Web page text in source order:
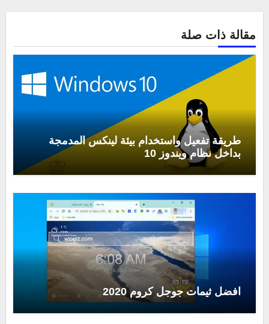
مقالة ذات صلة
طريقة تفعيل واستخدام بيئة لينكس المدمجة
بداخل نظام ويندوز 10
افضل ثيمات جوجل كروم 2020